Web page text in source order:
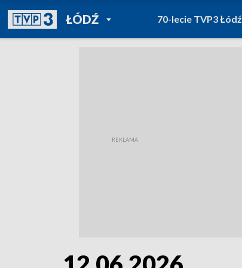
ŁÓDŹPOWRÓT DO
TVP REGIONY
70-lecie TVP3 Łódź